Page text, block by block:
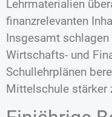
Lehrmaterialien
finanzrelevanten
Insgesamt
Wirtschafts- und
Schullehrplänen
Mittelschule stärker